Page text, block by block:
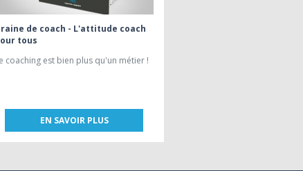
de coach - L'attitude coach
tous
coaching est bien plus qu'un métier !
EN SAVOIR PLUS